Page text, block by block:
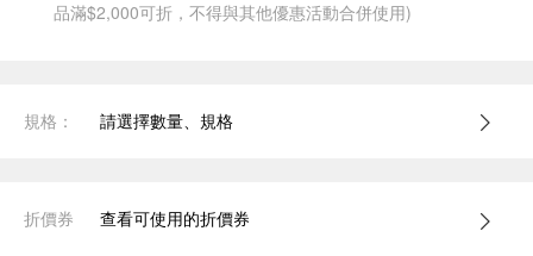
品滿$2,000可折，不得與其他優惠活動合併使用)
規格： 請選擇數量、規格
折價券 查看可使用的折價券